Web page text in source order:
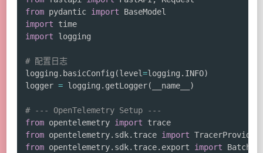
from pydantic import
import
time
import logging
# 配置日志
logging . basicConfig (level=logging . INFO)
logger = logging . getLogger( __name__ )
# --- OpenTelemetry Setup ---
from opentelemetry import
trace
from opentelemetry. sdk. trace import
from opentelemetry. sdk. trace. export import